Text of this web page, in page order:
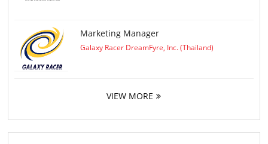
Marketing Manager
Galaxy Racer DreamFyre, Inc. (Thailand)
VIEW MORE